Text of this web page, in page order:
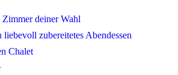
deiner Wahl
liebevoll zubereitetes Abendessen
Chalet